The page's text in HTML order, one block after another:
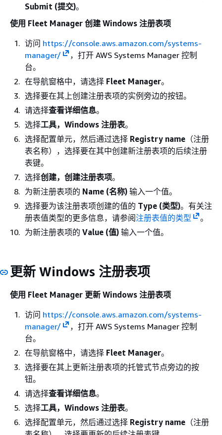
Submit (提交)。
使用 Fleet Manager 创建 Windows 注册表项
访问 https://console.aws.amazon.com/systems-
manager/
，打开 AWS Systems Manager 控制
台。
在导航窗格中，请选择 Fleet Manager。
选择要在其上创建注册表项的实例旁边的按钮。
请选择查看详细信息。
选择工具，Windows 注册表。
选择配置单元，然后通过选择 Registry name （注册
表名称），选择要在其中创建新注册表项的后续注册
表键。
选择创建，创建注册表项。
为新注册表项的 Name (名称) 输入一个值。
选择要为该注册表项创建的值的 Type (类型)。有关注
册表值类型的更多信息，请参阅注册表值的类型
。
为新注册表项的 Value (值) 输入一个值。
更新 Windows 注册表项
使用 Fleet Manager 更新 Windows 注册表项
访问 https://console.aws.amazon.com/systems-
manager/
，打开 AWS Systems Manager 控制
台。
在导航窗格中，请选择 Fleet Manager。
选择要在其上更新注册表项的托管式节点旁边的按
钮。
请选择查看详细信息。
选择工具，Windows 注册表。
选择配置单元，然后通过选择 Registry name （注册